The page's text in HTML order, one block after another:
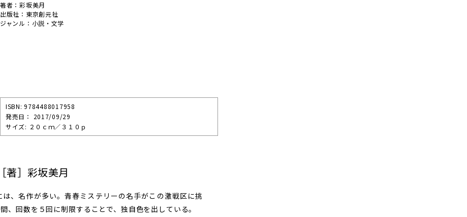
著者：彩坂美月
出版社：東京創元社
ジャンル：小説・文学
ISBN: 9784488017958
発売⽇： 2017/09/29
サイズ: ２０ｃｍ／３１０ｐ
］彩坂美月
、名作が多い。青春ミステリーの名手がこの激戦区に挑
、回数を５回に制限することで、独自色を出している。